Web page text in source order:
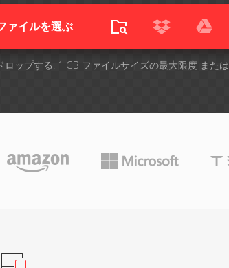
ァイルを選ぶ
ロップする. 1 GB ファイルサイズの最大限度 または